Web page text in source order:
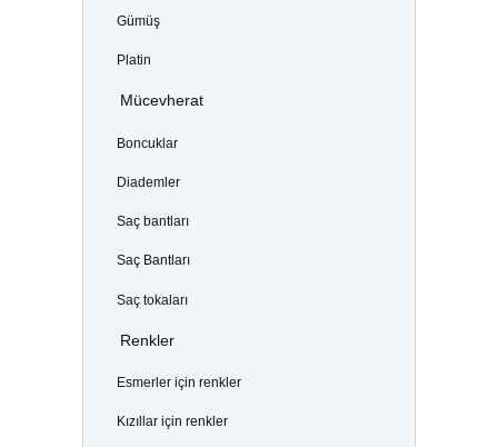
Gümüş
Platin
Mücevherat
Boncuklar
Diademler
Saç bantları
Saç Bantları
Saç tokaları
Renkler
Esmerler için renkler
Kızıllar için renkler